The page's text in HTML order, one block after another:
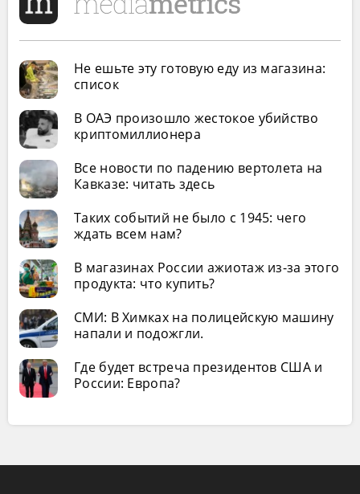
Не ешьте эту готовую еду из магазина:
список
В ОАЭ произошло жестокое убийство
криптомиллионера
Все новости по падению вертолета на
Кавказе: читать здесь
Таких событий не было с 1945: чего
ждать всем нам?
В магазинах России ажиотаж из-за этого
продукта: что купить?
СМИ: В Химках на полицейскую машину
напали и подожгли.
Где будет встреча президентов США и
России: Европа?